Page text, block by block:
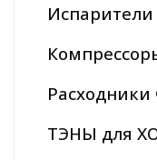
ТЭНЫ для